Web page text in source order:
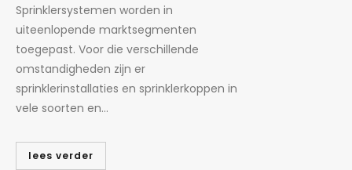
Sprinklersystemen worden in
uiteenlopende marktsegmenten
toegepast. Voor die verschillende
omstandigheden zijn er
sprinklerinstallaties en sprinklerkoppen in
vele soorten en...
lees verder